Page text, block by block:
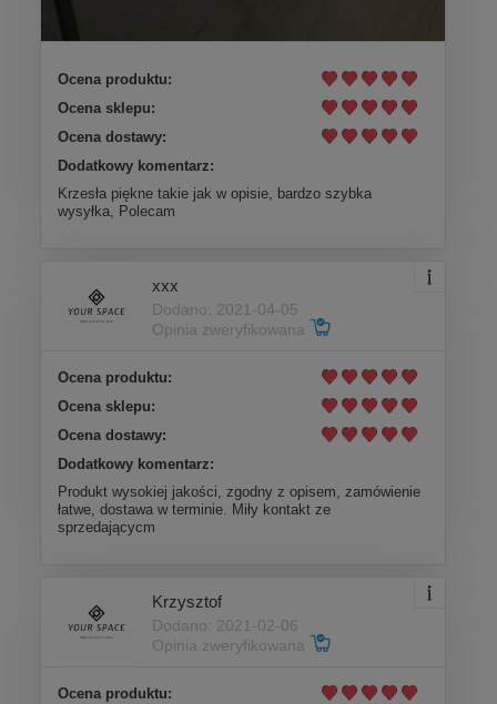
Ocena produktu:
Ocena sklepu:
Ocena dostawy:
Dodatkowy komentarz:
Krzesła piękne takie jak w opisie, bardzo szybka
wysyłka, Polecam
xxx
Dodano: 2021-04-05
Opinia zweryfikowana
Ocena produktu:
Ocena sklepu:
Ocena dostawy:
Dodatkowy komentarz:
Produkt wysokiej jakości, zgodny z opisem, zamówienie
łatwe, dostawa w terminie. Miły kontakt ze
sprzedającycm
Krzysztof
Dodano: 2021-02-06
Opinia zweryfikowana
Ocena produktu: